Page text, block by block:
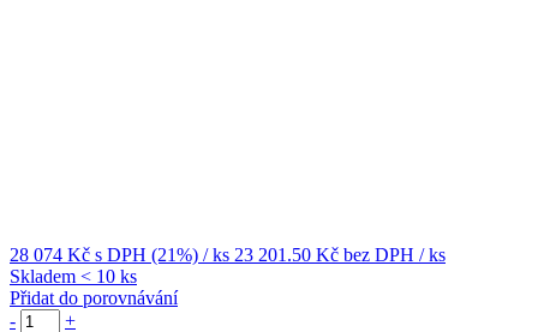
28 074 Kč s DPH (21%) / ks 23 201.50 Kč bez DPH / ks
Skladem < 10 ks
Přidat do porovnávání
-
+